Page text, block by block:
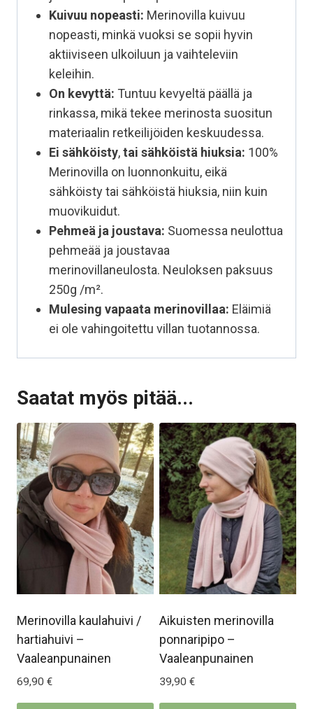
Kuivuu nopeasti: Merinovilla kuivuu
nopeasti, minkä vuoksi se sopii hyvin
aktiiviseen ulkoiluun ja vaihteleviin
keleihin.
On kevyttä: Tuntuu kevyeltä päällä ja
rinkassa, mikä tekee merinosta suositun
materiaalin retkeilijöiden keskuudessa.
Ei sähköisty,tai sähköistä hiuksia: 100%
Merinovilla on luonnonkuitu, eikä
sähköisty tai sähköistä hiuksia, niin kuin
muovikuidut.
Pehmeä ja joustava: Suomessa neulottua
pehmeää ja joustavaa
merinovillaneulosta. Neuloksen paksuus
250g /m².
Mulesing vapaata merinovillaa: Eläimiä
ei ole vahingoitettu villan tuotannossa.
Saatat myös pitää...
Merinovilla kaulahuivi /
hartiahuivi –
Vaaleanpunainen
69,90 €
Aikuisten merinovilla
ponnaripipo –
Vaaleanpunainen
39,90 €